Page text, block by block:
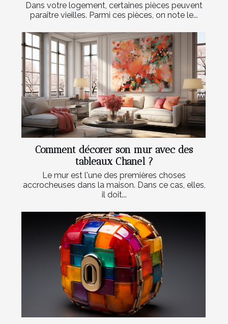
Dans votre logement, certaines pièces peuvent
paraître vieilles. Parmi ces pièces, on note le...
Comment décorer son mur avec des
tableaux Chanel ?
Le mur est l'une des premières choses
accrocheuses dans la maison. Dans ce cas, elles,
il doit...